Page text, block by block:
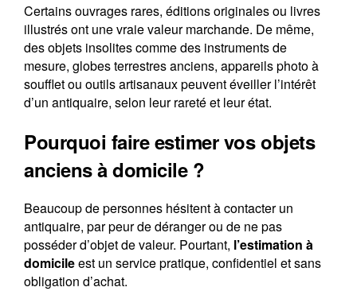
Certains ouvrages rares, éditions originales ou livres
illustrés ont une vraie valeur marchande. De même,
des objets insolites comme des instruments de
mesure, globes terrestres anciens, appareils photo à
soufflet ou outils artisanaux peuvent éveiller l’intérêt
d’un antiquaire, selon leur rareté et leur état.
Pourquoi faire estimer vos objets
anciens à domicile ?
Beaucoup de personnes hésitent à contacter un
antiquaire, par peur de déranger ou de ne pas
posséder d’objet de valeur. Pourtant, l’estimation à
domicileest un service pratique, confidentiel et sans
obligation d’achat.